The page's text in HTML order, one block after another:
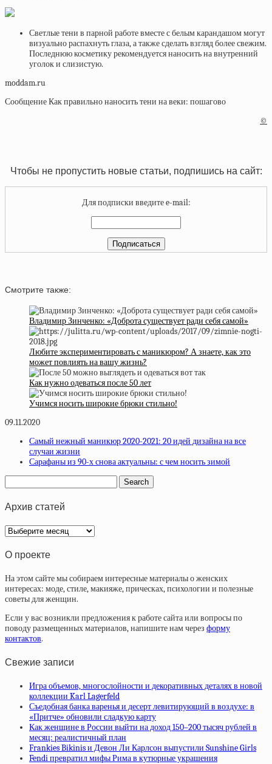
Светлые тени в парной работе вместе с белым карандашом могут
визуально распахнуть глаза, а также сделать взгляд более свежим.
Последнюю косметику рекомендуется наносить на внутренний
уголок и слизистую.
moddam.ru
Сообщение Как правильно наносить тени на веки: пошагово
©
Чтобы не пропустить новые статьи, подпишись на сайт:
Для подписки введите e-mail:
Смотрите также:
Владимир Зинченко: «Доброта существует ради себя самой»
Любите экспериментировать с маникюром? А знаете, как это
может повлиять на вашу жизнь?
Как нужно одеваться после 50 лет
Учимся носить широкие брюки стильно!
09.11.2020
Самый нежный маникюр 2020-2021: 20 идей дизайна на все
случаи жизни
Сарафаны из 90-х снова актуальны: с чем носить зимой
Архив статей
Архив
статей
О проекте
На этом сайте мы собираем интересные материалы о женских
интересах: моде, стиле, макияже, прическах, психологии и полезные
советы для женщин.
Если у вас возникли предложения к работе сайта или вопросы по
поводу размещенных материалов, напишите нам через форму
контактов.
Свежие записи
Игра объемов, многослойности и декоративных деталях в новой
коллекции Karl Lagerfeld
Съедобная банка варенья и десерт левитирующий в воздухе: в
«Притче» обновили сладкую карту
Как женщине в России выйти на доход 150–200 тысяч рублей в
месяц: реалистичный план
Frankies Bikinis и Девон Ли Карлсон выпустили Sunshine Girls
Fendi превратил мифы Рима в кутюрные украшения